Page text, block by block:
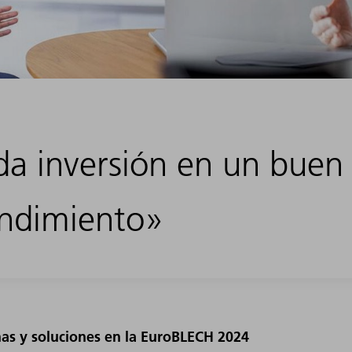
inversión en un
y soluciones en la EuroBLECH 2024